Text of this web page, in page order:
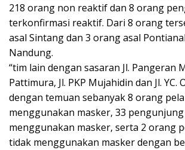
218 orang non reaktif dan 8 orang
terkonfirmasi reaktif. Dari 8 orang
asal Sintang dan 3 orang asal
Nandung.
“tim lain dengan sasaran Jl. Pangeran
Pattimura, Jl. PKP Mujahidin dan Jl. YC.
dengan temuan sebanyak 8 orang
menggunakan masker, 33
menggunakan masker, serta 2 orang
tidak menggunakan masker dengan